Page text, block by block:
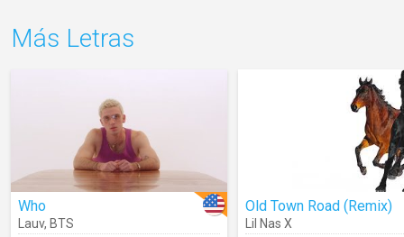
Más Letras
Who
Lauv, BTS
Old Town Road (Remix)
Lil Nas X